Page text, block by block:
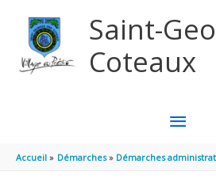
Saint-
Coteaux
MENU
Accueil Démarches Démarches